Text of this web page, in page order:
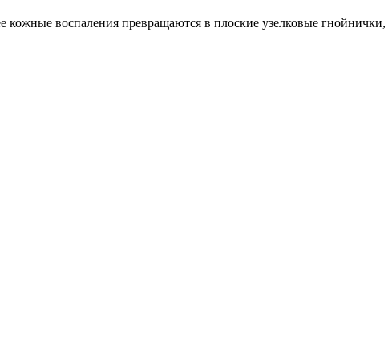
воспаления превращаются в плоские узелковые гнойнички,